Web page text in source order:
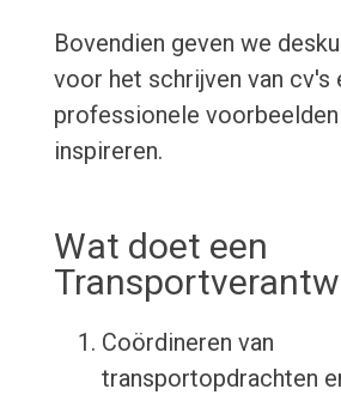
Bovendien geven we
voor het schrijven van cv's
professionele
inspireren.
Wat doet een
Coördineren van
transportopdrachten